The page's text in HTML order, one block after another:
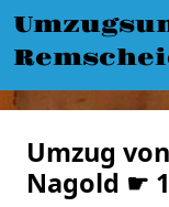
Umzug
Nagold ☛